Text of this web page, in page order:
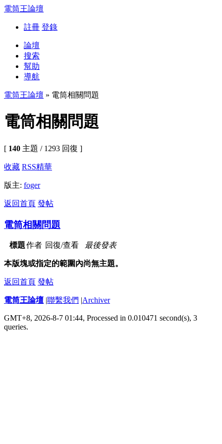
電筒王論壇
註冊 登錄
論壇
搜索
幫助
導航
電筒王論壇 » 電筒相關問題
電筒相關問題
[ 140 主題 / 1293 回復 ]
收藏 RSS精華
版主: foger
返回首頁 發帖
電筒相關問題
標題作者 回復/查看 最後發表
本版塊或指定的範圍內尚無主題。
返回首頁 發帖
電筒王論壇 |聯繫我們 |Archiver
GMT+8, 2026-8-7 01:44, Processed in 0.010471 second(s), 3
queries.